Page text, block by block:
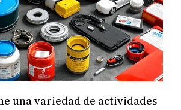
una variedad de actividades